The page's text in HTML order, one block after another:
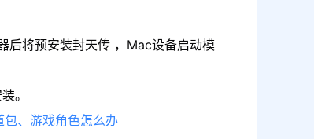
后将预安装封天传 ，Mac设备启动模
。
包、游戏角色怎么办